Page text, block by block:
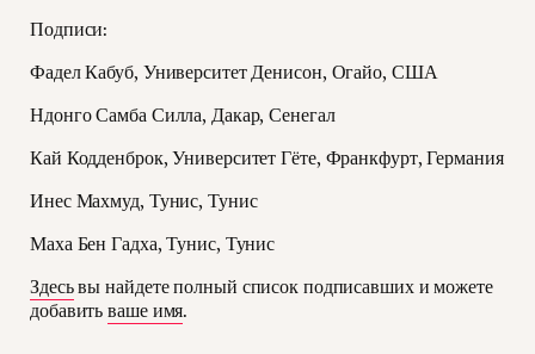
Подписи:
Фадел Кабуб, Университет Денисон, Огайо, США
Ндонго Самба Силла, Дакар, Сенегал
Кай Кодденброк, Университет Гёте, Франкфурт, Германия
Инес Махмуд, Тунис, Тунис
Маха Бен Гадха, Тунис, Тунис
Здесьвы найдете полный список подписавших и можете
добавитьваше имя.